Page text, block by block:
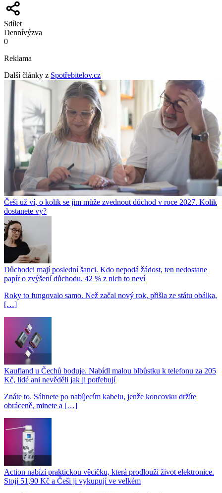
Sdílet
Dennívýzva
0
Reklama
Další články z Spotřebitelov.cz
Češi už ví, o kolik se jim může zvednout důchod v roce 2027. Kolik
dostanete vy?
Důchodci mají poslední šanci. Kdo nepodá žádost, ten nedostane
papír o zvýšení důchodu. 42 % z nich to neví
Roky to fungovalo samo. Než začal nový rok, přišla ze státu obálka,
[…]
Kaufland u Čechů boduje. Nabídl malou blbůstku k telefonu za 205
Kč, lidé ani nevěděli jak ji potřebují
Znáte to. Sáhnete po nabíjecím kabelu, jenže koncovku držíte
obráceně, minete a […]
Action nabízí praktickou věcičku, která prodlouží život elektronice.
Stojí 51,90 Kč a Češi ji vykupují ve velkém